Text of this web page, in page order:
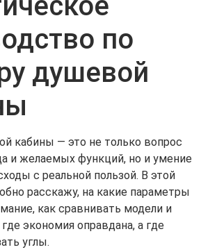
по
душевой
кабины — это не только вопрос
и желаемых функций, но и умение
с реальной пользой. В этой
расскажу, на какие параметры
как сравнивать модели и
экономия оправдана, а где
углы.